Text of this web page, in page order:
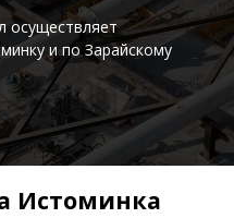
осуществляет
и по Зарайскому
Истоминка